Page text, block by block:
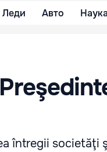
Леди Авто Наука
întregii societăţi